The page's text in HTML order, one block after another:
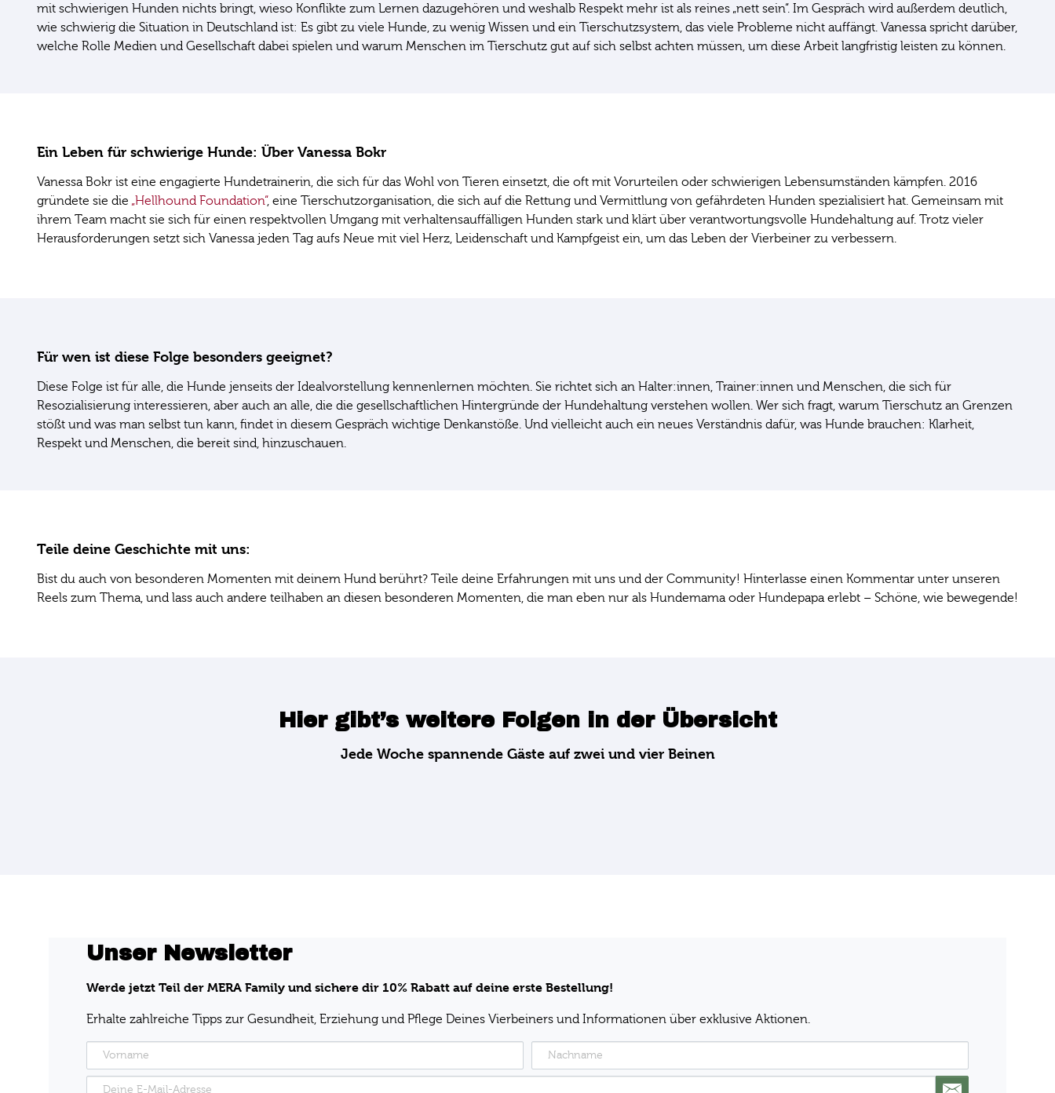
mit schwierigen Hunden nichts bringt, wieso Konflikte zum Lernen dazugehören und weshalb Respekt mehr ist als reines „nett sein“. Im Gespräch wird außerdem deutlich,
wie schwierig die Situation in Deutschland ist: Es gibt zu viele Hunde, zu wenig Wissen und ein Tierschutzsystem, das viele Probleme nicht auffängt. Vanessa spricht darüber,
welche Rolle Medien und Gesellschaft dabei spielen und warum Menschen im Tierschutz gut auf sich selbst achten müssen, um diese Arbeit langfristig leisten zu können.
Ein Leben für schwierige Hunde: Über Vanessa Bokr
Vanessa Bokr ist eine engagierte Hundetrainerin, die sich für das Wohl von Tieren einsetzt, die oft mit Vorurteilen oder schwierigen Lebensumständen kämpfen. 2016
gründete sie die „Hellhound Foundation“, eine Tierschutzorganisation, die sich auf die Rettung und Vermittlung von gefährdeten Hunden spezialisiert hat. Gemeinsam mit
ihrem Team macht sie sich für einen respektvollen Umgang mit verhaltensauffälligen Hunden stark und klärt über verantwortungsvolle Hundehaltung auf. Trotz vieler
Herausforderungen setzt sich Vanessa jeden Tag aufs Neue mit viel Herz, Leidenschaft und Kampfgeist ein, um das Leben der Vierbeiner zu verbessern.
Für wen ist diese Folge besonders geeignet?
Diese Folge ist für alle, die Hunde jenseits der Idealvorstellung kennenlernen möchten. Sie richtet sich an Halter:innen, Trainer:innen und Menschen, die sich für
Resozialisierung interessieren, aber auch an alle, die die gesellschaftlichen Hintergründe der Hundehaltung verstehen wollen. Wer sich fragt, warum Tierschutz an Grenzen
stößt und was man selbst tun kann, findet in diesem Gespräch wichtige Denkanstöße. Und vielleicht auch ein neues Verständnis dafür, was Hunde brauchen: Klarheit,
Respekt und Menschen, die bereit sind, hinzuschauen.
Teile deine Geschichte mit uns:
Bist du auch von besonderen Momenten mit deinem Hund berührt? Teile deine Erfahrungen mit uns und der Community! Hinterlasse einen Kommentar unter unseren
Reels zum Thema, und lass auch andere teilhaben an diesen besonderen Momenten, die man eben nur als Hundemama oder Hundepapa erlebt – Schöne, wie bewegende!
Hier gibt’s weitere Folgen in der Übersicht
Jede Woche spannende Gäste auf zwei und vier Beinen
Unser Newsletter
Werde jetzt Teil der MERA Family und sichere dir 10% Rabatt auf deine erste Bestellung!
Erhalte zahlreiche Tipps zur Gesundheit, Erziehung und Pflege Deines Vierbeiners und Informationen über exklusive Aktionen.